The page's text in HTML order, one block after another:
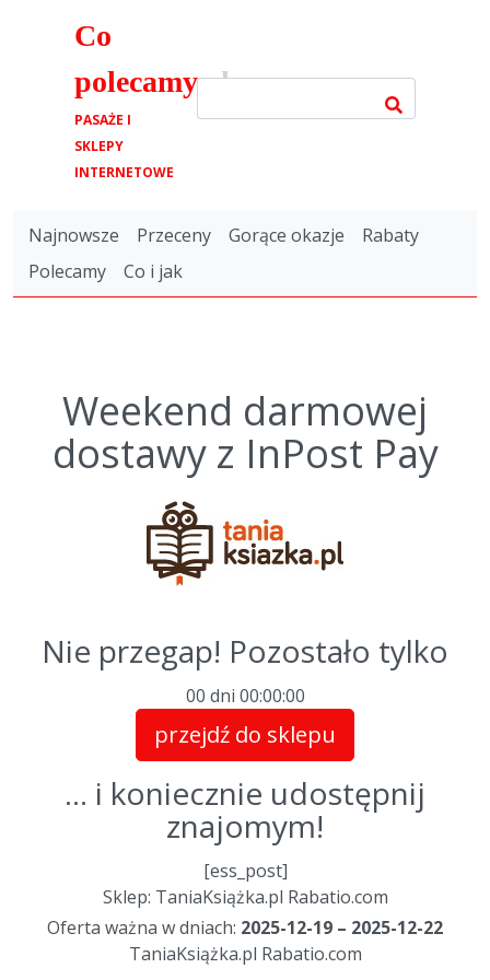
Co
polecamy.pl
PASAŻE I
SKLEPY
INTERNETOWE
Najnowsze Przeceny Gorące okazje
Rabaty
Polecamy
Co i jak
Weekend darmowej
dostawy z InPost Pay
Nie przegap! Pozostało tylko
00 dni 00:00:00
przejdź do sklepu
... i koniecznie udostępnij
znajomym!
[ess_post]
Sklep: TaniaKsiążka.pl Rabatio.com
Oferta ważna w dniach: 2025-12-19 – 2025-12-22
TaniaKsiążka.pl Rabatio.com